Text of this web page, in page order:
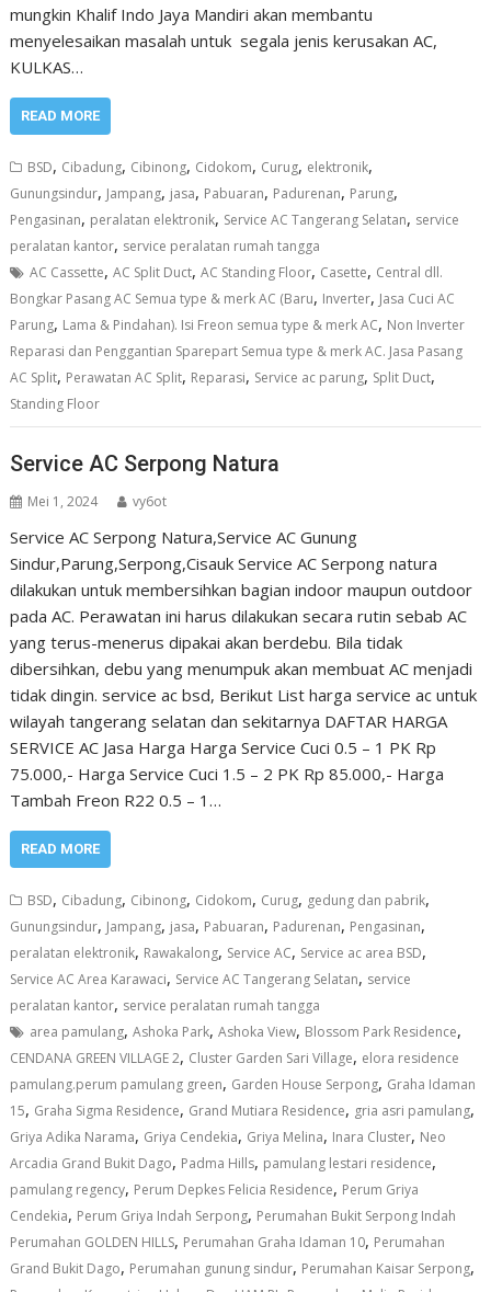
mungkin Khalif Indo Jaya Mandiri akan membantu
menyelesaikan masalah untuk segala jenis kerusakan AC,
KULKAS…
READ MORE
BSD, Cibadung, Cibinong, Cidokom, Curug, elektronik,
Gunungsindur, Jampang, jasa, Pabuaran, Padurenan, Parung,
Pengasinan, peralatan elektronik, Service AC Tangerang Selatan, service
peralatan kantor, service peralatan rumah tangga
AC Cassette,AC Split Duct,AC Standing Floor, Casette, Central dll.
Bongkar Pasang AC Semua type & merk AC (Baru, Inverter, Jasa Cuci AC
Parung, Lama & Pindahan). Isi Freon semua type & merk AC, Non Inverter
Reparasi dan Penggantian Sparepart Semua type & merk AC. Jasa Pasang
AC Split, Perawatan AC Split, Reparasi, Service ac parung, Split Duct,
Standing Floor
Service AC Serpong Natura
Mei 1, 2024 vy6ot
Service AC Serpong Natura,Service AC Gunung
Sindur,Parung,Serpong,Cisauk Service AC Serpong natura
dilakukan untuk membersihkan bagian indoor maupun outdoor
pada AC. Perawatan ini harus dilakukan secara rutin sebab AC
yang terus-menerus dipakai akan berdebu. Bila tidak
dibersihkan, debu yang menumpuk akan membuat AC menjadi
tidak dingin. service ac bsd, Berikut List harga service ac untuk
wilayah tangerang selatan dan sekitarnya DAFTAR HARGA
SERVICE AC Jasa Harga Harga Service Cuci 0.5 – 1 PK Rp
75.000,- Harga Service Cuci 1.5 – 2 PK Rp 85.000,- Harga
Tambah Freon R22 0.5 – 1…
READ MORE
BSD, Cibadung, Cibinong, Cidokom, Curug, gedung dan pabrik,
Gunungsindur, Jampang, jasa, Pabuaran, Padurenan, Pengasinan,
peralatan elektronik, Rawakalong, Service AC, Service ac area BSD,
Service AC Area Karawaci, Service AC Tangerang Selatan, service
peralatan kantor, service peralatan rumah tangga
area pamulang,Ashoka Park,Ashoka View, Blossom Park Residence,
CENDANA GREEN VILLAGE 2, Cluster Garden Sari Village, elora residence
pamulang.perum pamulang green, Garden House Serpong, Graha Idaman
15, Graha Sigma Residence, Grand Mutiara Residence, gria asri pamulang,
Griya Adika Narama, Griya Cendekia, Griya Melina, Inara Cluster, Neo
Arcadia Grand Bukit Dago, Padma Hills, pamulang lestari residence,
pamulang regency, Perum Depkes Felicia Residence, Perum Griya
Cendekia, Perum Griya Indah Serpong, Perumahan Bukit Serpong Indah
Perumahan GOLDEN HILLS, Perumahan Graha Idaman 10, Perumahan
Grand Bukit Dago, Perumahan gunung sindur, Perumahan Kaisar Serpong,